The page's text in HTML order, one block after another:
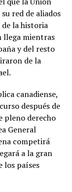
red de aliados
de la historia
llega mientras
y del resto
de la
canadiense,
después de
pleno derecho
General
competirá
a la gran
los países